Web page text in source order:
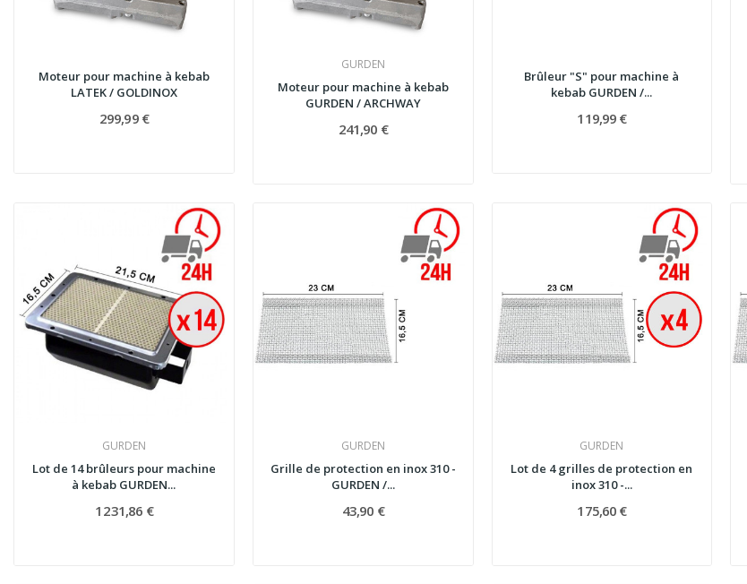
Moteur pour machine à kebab
LATEK / GOLDINOX
299,99 €
GURDEN
Moteur pour machine à kebab
GURDEN / ARCHWAY
241,90 €
Brûleur "S" pour machine à
kebab GURDEN /...
119,99 €
GURDEN
Lot de 14 brûleurs pour machine
à kebab GURDEN...
1 231,86 €
GURDEN
Grille de protection en inox 310 -
GURDEN /...
43,90 €
GURDEN
Lot de 4 grilles de protection en
inox 310 -...
175,60 €